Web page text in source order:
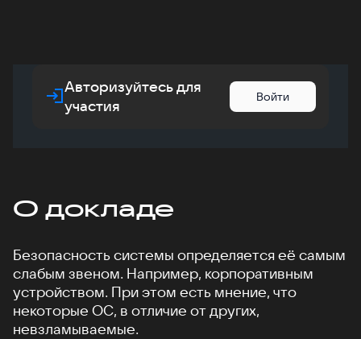
Авторизуйтесь для
участия
Войти
О докладе
Безопасность системы определяется её самым
слабым звеном. Например, корпоративным
устройством. При этом есть мнение, что
некоторые ОС, в отличие от других,
невзламываемые.